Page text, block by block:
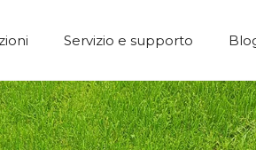
Servizio e supporto